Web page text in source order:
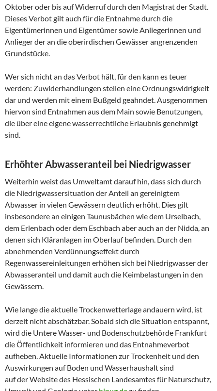
Oktober oder bis auf Widerruf durch den Magistrat der Stadt.
Dieses Verbot gilt auch für die Entnahme durch die
Eigentümerinnen und Eigentümer sowie Anliegerinnen und
Anlieger der an die oberirdischen Gewässer angrenzenden
Grundstücke.
Wer sich nicht an das Verbot hält, für den kann es teuer
werden: Zuwiderhandlungen stellen eine Ordnungswidrigkeit
dar und werden mit einem Bußgeld geahndet. Ausgenommen
hiervon sind Entnahmen aus dem Main sowie Benutzungen,
die über eine eigene wasserrechtliche Erlaubnis genehmigt
sind.
Erhöhter Abwasseranteil bei Niedrigwasser
Weiterhin weist das Umweltamt darauf hin, dass sich durch
die Niedrigwassersituation der Anteil an gereinigtem
Abwasser in vielen Gewässern deutlich erhöht. Dies gilt
insbesondere an einigen Taunusbächen wie dem Urselbach,
dem Erlenbach oder dem Eschbach aber auch an der Nidda, an
denen sich Kläranlagen im Oberlauf befinden. Durch den
abnehmenden Verdünnungseffekt durch
Regenwassereinleitungen erhöhen sich bei Niedrigwasser der
Abwasseranteil und damit auch die Keimbelastungen in den
Gewässern.
Wie lange die aktuelle Trockenwetterlage andauern wird, ist
derzeit nicht abschätzbar. Sobald sich die Situation entspannt,
wird die Untere Wasser- und Bodenschutzbehörde Frankfurt
die Öffentlichkeit informieren und das Entnahmeverbot
aufheben. Aktuelle Informationen zur Trockenheit und den
Auswirkungen auf Boden und Wasserhaushalt sind
auf der Website des Hessischen Landesamtes für Naturschutz,